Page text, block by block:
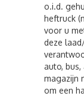
o.i.d.
heftruck
voor u
deze
auto,
magazijn
om een